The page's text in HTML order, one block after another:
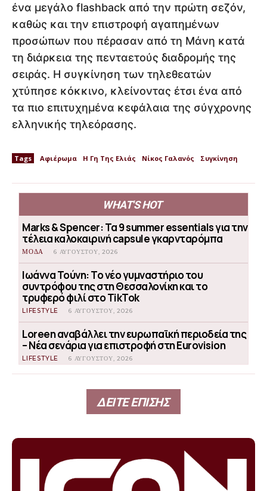
ένα μεγάλο flashback από την πρώτη σεζόν,
καθώς και την επιστροφή αγαπημένων
προσώπων που πέρασαν από τη Μάνη κατά
τη διάρκεια της πενταετούς διαδρομής της
σειράς. Η συγκίνηση των τηλεθεατών
χτύπησε κόκκινο, κλείνοντας έτσι ένα από
τα πιο επιτυχημένα κεφάλαια της σύγχρονης
ελληνικής τηλεόρασης.
Tags Αφιέρωμα Η Γη Της Ελιάς Νίκος Γαλανός Συγκίνηση
WHAT'S HOT
Marks & Spencer: Τα 9 summer essentials για την
τέλεια καλοκαιρινή capsule γκαρνταρόμπα
ΜΟΔΑ 6 ΑΥΓΟΎΣΤΟΥ, 2026
Ιωάννα Τούνη: Το νέο γυμναστήριο του
συντρόφου της στη Θεσσαλονίκη και το
τρυφερό φιλί στο TikTok
LIFESTYLE 6 ΑΥΓΟΎΣΤΟΥ, 2026
Loreen αναβάλλει την ευρωπαϊκή περιοδεία της
– Νέα σενάρια για επιστροφή στη Eurovision
LIFESTYLE 6 ΑΥΓΟΎΣΤΟΥ, 2026
ΔΕΙΤΕ ΕΠΙΣΗΣ